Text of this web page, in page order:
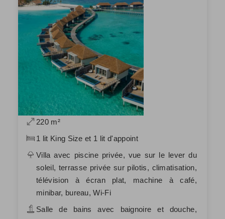
220 m²
1 lit King Size et 1 lit d'appoint
Villa avec piscine privée, vue sur le lever du
soleil, terrasse privée sur pilotis, climatisation,
télévision à écran plat, machine à café,
minibar, bureau, Wi-Fi
Salle de bains avec baignoire et douche,